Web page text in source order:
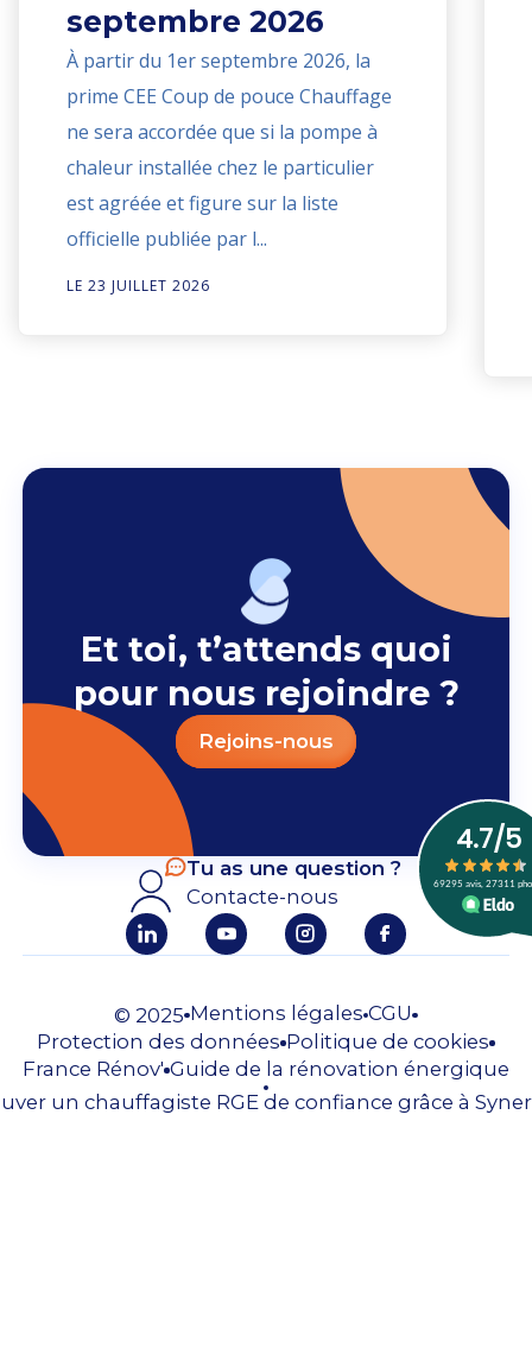
septembre 2026
À partir du 1er septembre 2026, la
prime CEE Coup de pouce Chauffage
ne sera accordée que si la pompe à
chaleur installée chez le particulier
est agréée et figure sur la liste
officielle publiée par l...
LE 23 JUILLET 2026
Et toi, t’attends quoi
pour nous rejoindre ?
Rejoins-nous
Tu as une question ?
Contacte-nous
© 2025 Mentions légales CGU
Protection des données Politique de cookies
France Rénov' Guide de la rénovation énergique
un chauffagiste RGE de confiance grâce à